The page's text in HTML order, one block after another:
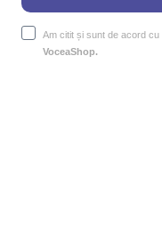
Am citit și sunt de acord cu
VoceaShop.